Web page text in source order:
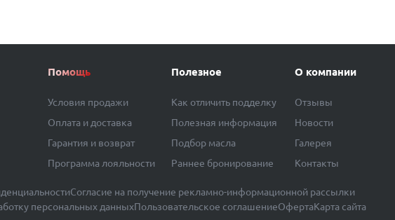
Помощь
Условия продажи
Оплата и доставка
Гарантия и возврат
Программа лояльности
Полезное
Как отличить подделку
Полезная информация
Подбор масла
Раннее бронирование
О компании
Отзывы
Новости
Галерея
Контакты
Согласие на получение рекламно-информационной рассылки
персональных данныхПользовательское соглашениеОфертаКарта сайта